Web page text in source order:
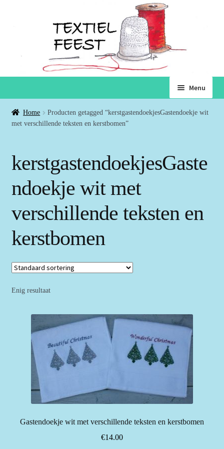
naar
navigatie
de
inhoud
Menu
Home
Winkelmand
Voorwaarden
Over ons
Home
Producten getagged “kerstgastendoekjesGastendoekje wit
met verschillende teksten en kerstbomen”
kerstgastendoekjesGaste
ndoekje wit met
verschillende teksten en
kerstbomen
Enig resultaat
Gastendoekje wit met verschillende teksten en kerstbomen
€14.00